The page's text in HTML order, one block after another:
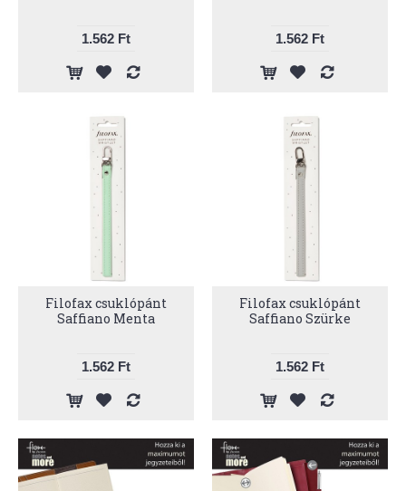
1.562 Ft 1.562 Ft
Filofax csuklópánt
Saffiano Menta
1.562 Ft
Filofax csuklópánt
Saffiano Szürke
1.562 Ft